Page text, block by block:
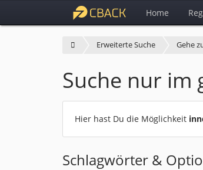
Home
Erweiterte Suche Gehe
Suche nur im
Hier hast Du die Möglichkeit
Schlagwörter &